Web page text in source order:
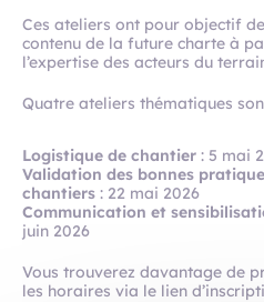
Ces ateliers ont pour objectif
contenu de la future charte à
l’expertise des acteurs du
Quatre ateliers thématiques
Logistique de chantier : 5 mai
Validation des bonnes
chantiers : 22 mai 2026
Communication et
juin 2026
Vous trouverez davantage de
les horaires via le lien